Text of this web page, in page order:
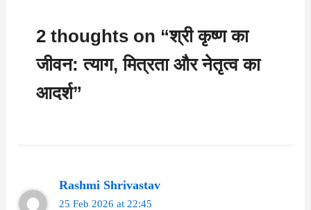
2 thoughts on “श्री कृष्ण का
जीवन: त्याग, मित्रता और नेतृत्व का
आदर्श”
Rashmi Shrivastav
25 Feb 2026 at 22:45